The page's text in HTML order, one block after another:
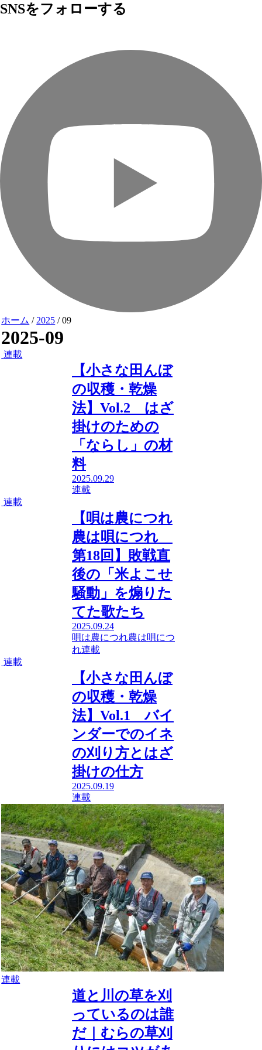
SNSをフォローする
ホーム / 2025 /09
2025-09
連載
【小さな田んぼ
の収穫・乾燥
法】Vol.2 はざ
掛けのための
「ならし」の材
料
2025.09.29
連載
連載
【唄は農につれ
農は唄につれ
第18回】敗戦直
後の「米よこせ
騒動」を煽りた
てた歌たち
2025.09.24
唄は農につれ農は唄につ
れ連載
連載
【小さな田んぼ
の収穫・乾燥
法】Vol.1 バイ
ンダーでのイネ
の刈り方とはざ
掛けの仕方
2025.09.19
連載
連載
道と川の草を刈
っているのは誰
だ｜むらの草刈